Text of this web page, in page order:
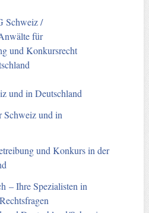
Schweiz /
für
und Konkursrecht
und in Deutschland
Schweiz und in
und Konkurs in der
– Ihre Spezialisten in